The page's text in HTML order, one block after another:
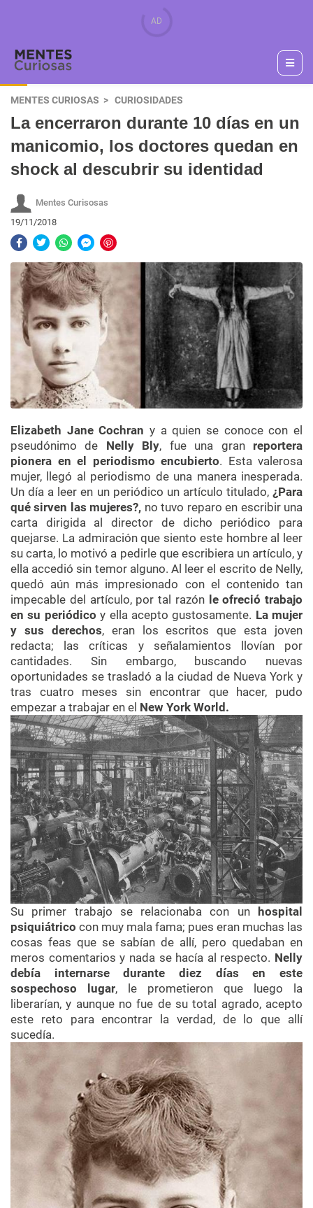
MENTES CURIOSAS CURIOSIDADES
La encerraron durante 10 días en un
manicomio, los doctores quedan en
shock al descubrir su identidad
Mentes Curisosas
19/11/2018
Elizabeth Jane Cochran y a quien se conoce con el
pseudónimo de Nelly Bly, fue una gran reportera
pionera en el periodismo encubierto. Esta valerosa
mujer, llegó al periodismo de una manera inesperada.
Un día a leer en un periódico un artículo titulado, ¿Para
qué sirven las mujeres?, no tuvo reparo en escribir una
carta dirigida al director de dicho periódico para
quejarse. La admiración que siento este hombre al leer
su carta, lo motivó a pedirle que escribiera un artículo, y
ella accedió sin temor alguno. Al leer el escrito de Nelly,
quedó aún más impresionado con el contenido tan
impecable del artículo, por tal razón le ofreció trabajo
en su periódico y ella acepto gustosamente. La mujer
y sus derechos, eran los escritos que esta joven
redacta; las críticas y señalamientos llovían por
cantidades. Sin embargo, buscando nuevas
oportunidades se trasladó a la ciudad de Nueva York y
tras cuatro meses sin encontrar que hacer, pudo
empezar a trabajar en el New York World.
Su primer trabajo se relacionaba con un hospital
psiquiátrico con muy mala fama; pues eran muchas las
cosas feas que se sabían de allí, pero quedaban en
meros comentarios y nada se hacía al respecto. Nelly
debía internarse durante diez días en este
sospechoso lugar, le prometieron que luego la
liberarían, y aunque no fue de su total agrado, acepto
este reto para encontrar la verdad, de lo que allí
sucedía.